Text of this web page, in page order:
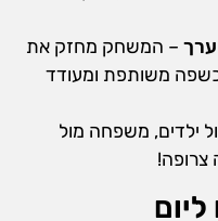
ערך– המשחק מחזק את
משותפת ומעודד
ילדים, משפחה מול